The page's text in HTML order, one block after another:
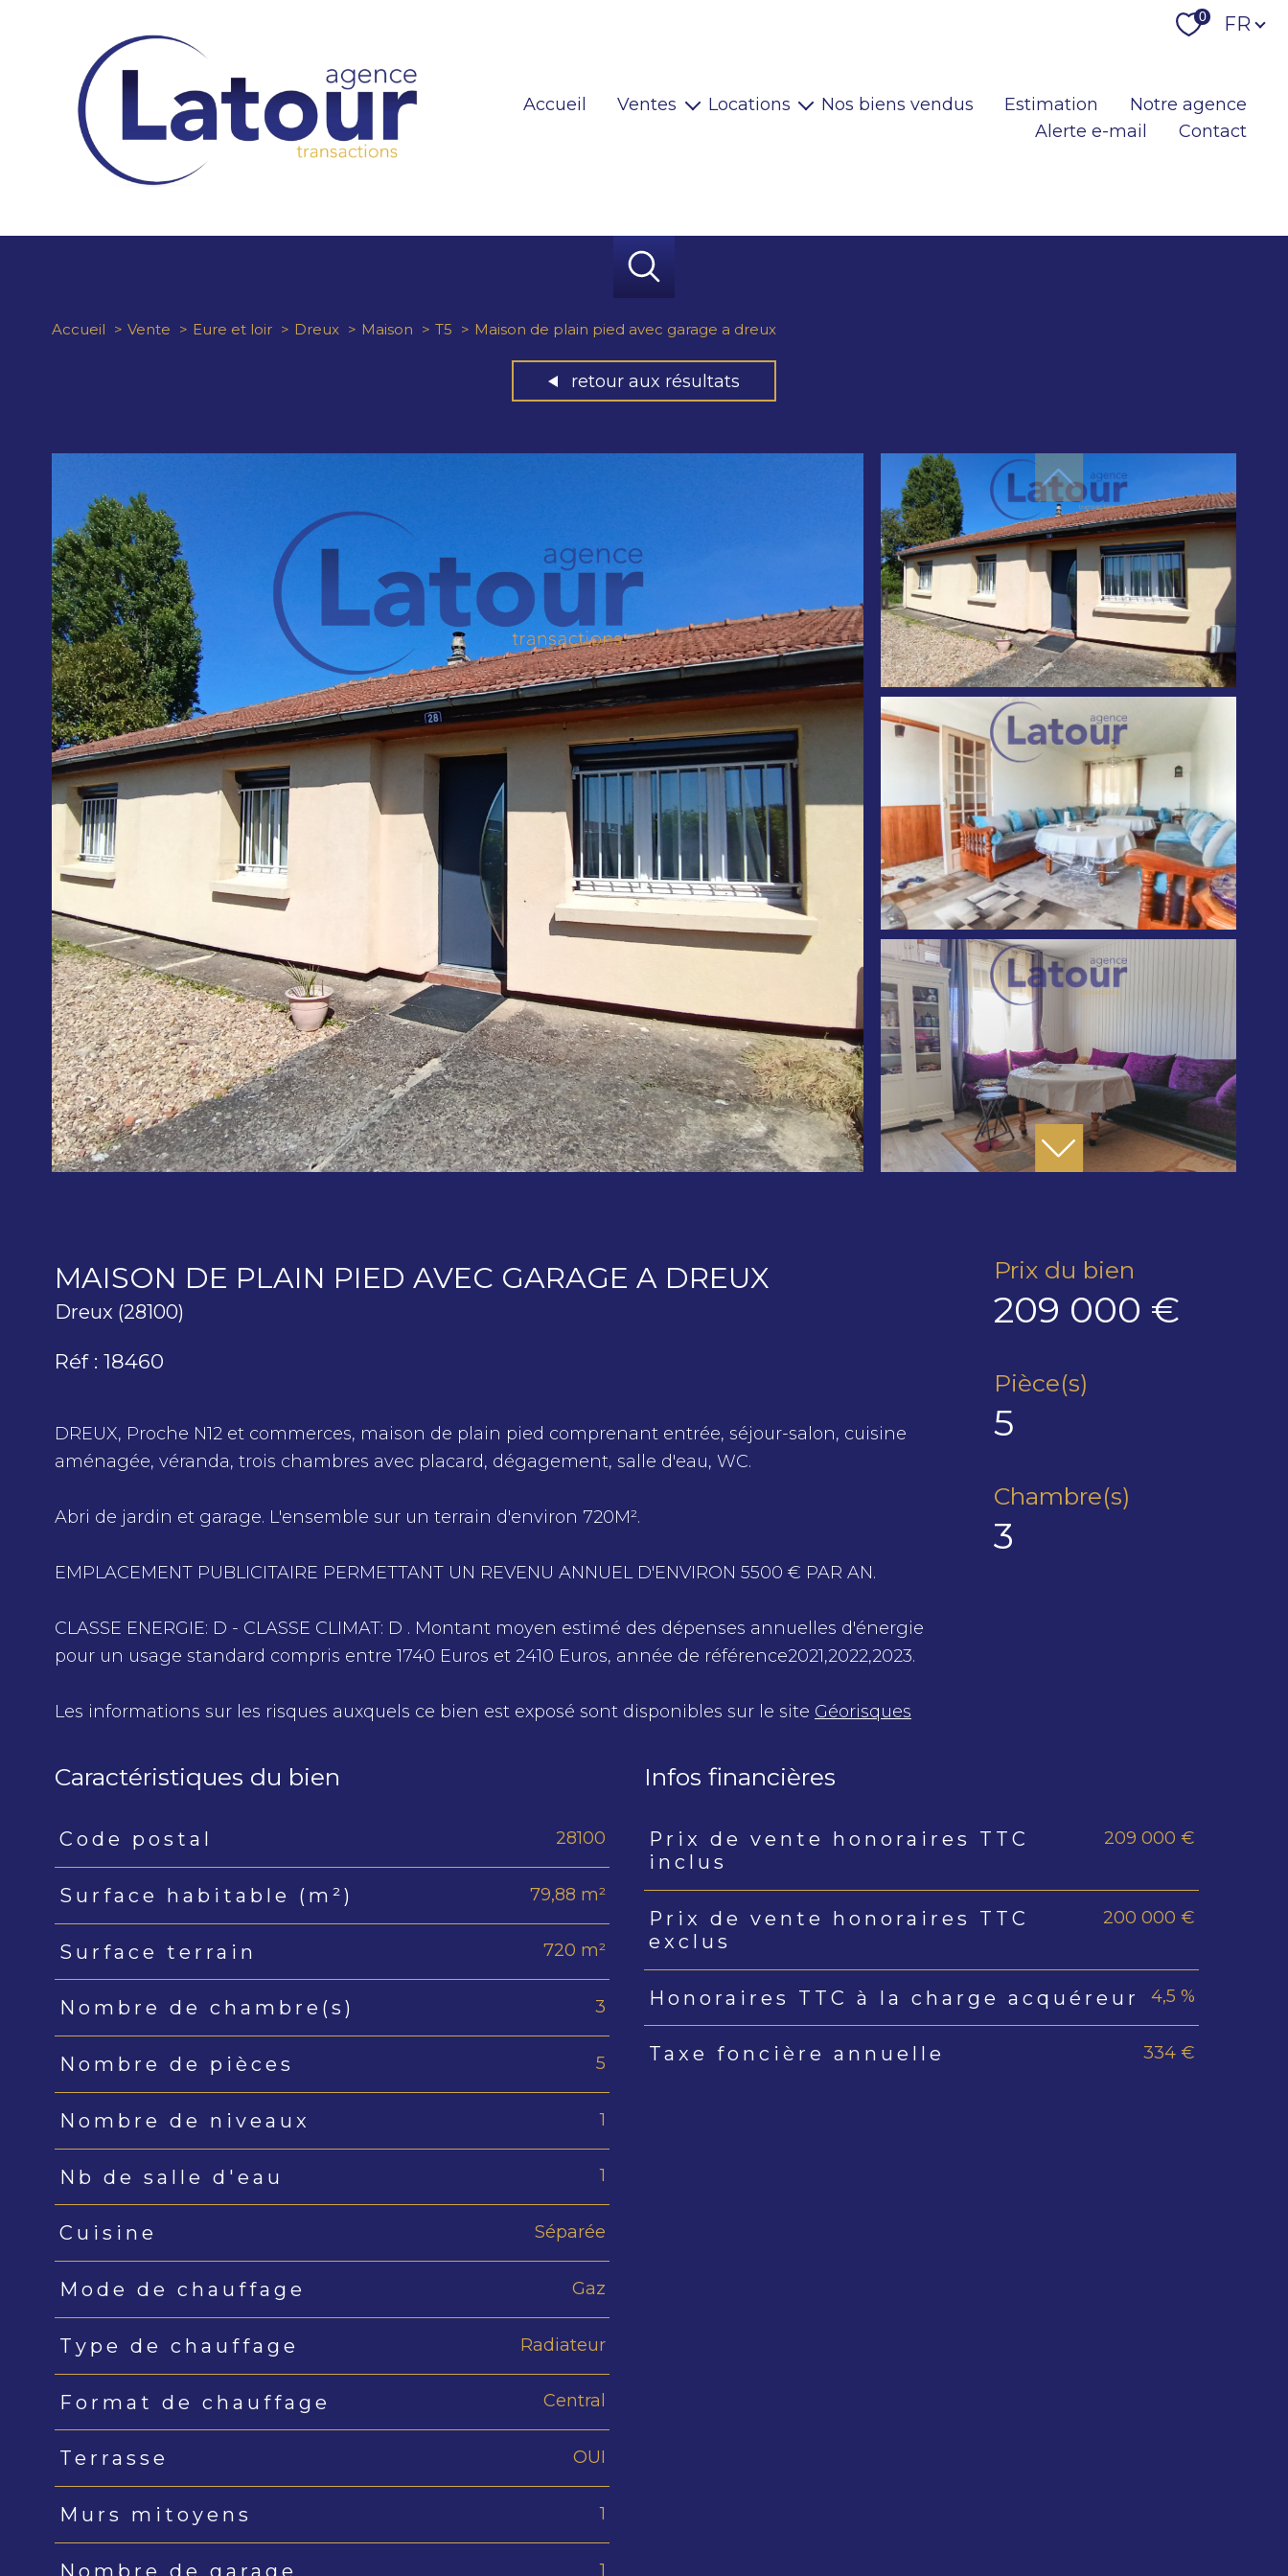
0 Langue
FR
Accueil Ventes
Locaux pro
Immeubles
Locations Nos biens vendus Estimation
Notre agence
Alerte e-mail
Contact
Accueil Vente Eure et loir Dreux Maison T5 Maison de plain pied avec garage a dreux
retour aux résultats
MAISON DE PLAIN PIED AVEC GARAGE A DREUX
Dreux (28100)
Réf : 18460
DREUX, Proche N12 et commerces, maison de plain pied comprenant entrée, séjour-salon, cuisine
aménagée, véranda, trois chambres avec placard, dégagement, salle d'eau, WC.
Abri de jardin et garage. L'ensemble sur un terrain d'environ 720M².
EMPLACEMENT PUBLICITAIRE PERMETTANT UN REVENU ANNUEL D'ENVIRON 5500 € PAR AN.
CLASSE ENERGIE: D - CLASSE CLIMAT: D . Montant moyen estimé des dépenses annuelles d'énergie
pour un usage standard compris entre 1740 Euros et 2410 Euros, année de référence2021,2022,2023.
Les informations sur les risques auxquels ce bien est exposé sont disponibles sur le site Géorisques
Prix du bien
209 000 €
Pièce(s)
5
Chambre(s)
3
Caractéristiques du bien
Caractéristiques
Code postal 28100
Surface habitable (m²) 79,88 m²
Surface terrain 720 m²
Nombre de chambre(s) 3
Nombre de pièces 5
Nombre de niveaux 1
Nb de salle d'eau 1
Cuisine Séparée
Mode de chauffage Gaz
Type de chauffage Radiateur
Format de chauffage Central
Terrasse OUI
Murs mitoyens 1
Nombre de garage 1
Infos financières
Caractéristiques Valeurs
Prix de vente honoraires TTC
inclus
209 000 €
Prix de vente honoraires TTC
exclus
200 000 €
Honoraires TTC à la charge acquéreur 4,5 %
Taxe foncière annuelle 334 €